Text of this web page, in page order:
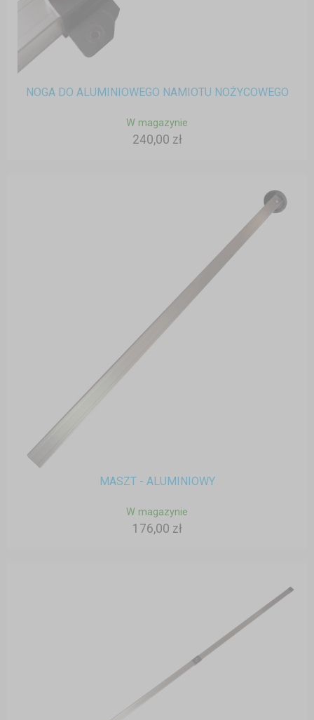
NOGA DO ALUMINIOWEGO NAMIOTU NOŻYCOWEGO
W magazynie
240,00 zł
MASZT - ALUMINIOWY
W magazynie
176,00 zł